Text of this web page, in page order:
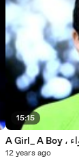
15:15
12 years ago